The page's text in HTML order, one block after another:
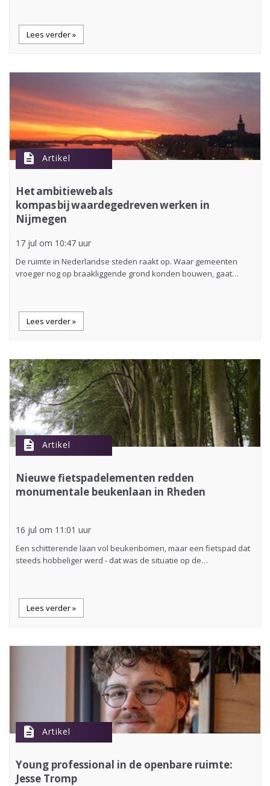
Lees verder »
description Artikel
Het ambitieweb als
kompas bij waardegedreven werken in
Nijmegen
17 jul om 10:47 uur
De ruimte in Nederlandse steden raakt op. Waar gemeenten
vroeger nog op braakliggende grond konden bouwen, gaat…
Lees verder »
description Artikel
Nieuwe fietspadelementen redden
monumentale beukenlaan in Rheden
16 jul om 11:01 uur
Een schitterende laan vol beukenbomen, maar een fietspad dat
steeds hobbeliger werd - dat was de situatie op de…
Lees verder »
description Artikel
Young professional in de openbare ruimte:
Jesse Tromp